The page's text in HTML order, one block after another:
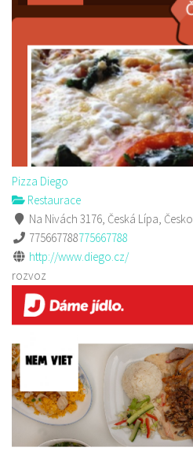
Pizza Diego
Restaurace
Na Nivách 3176, Česká Lípa, Česko
775667788775667788
http://www.diego.cz/
rozvoz